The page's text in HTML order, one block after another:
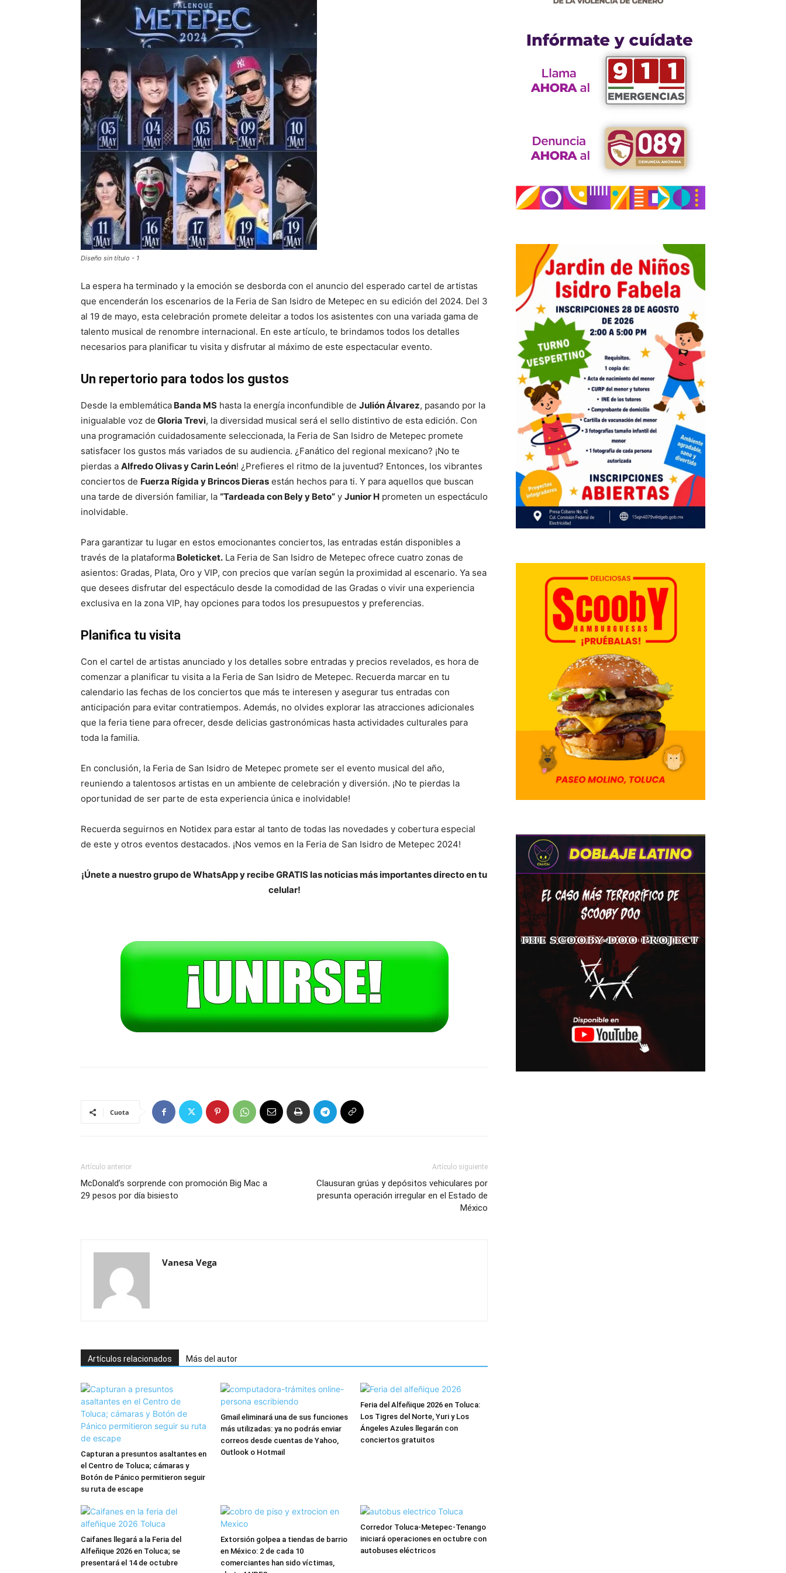
Diseño sin título - 1
La espera ha terminado y la emoción se desborda con el anuncio del esperado cartel de artistas
que encenderán los escenarios de la Feria de San Isidro de Metepec en su edición del 2024. Del 3
al 19 de mayo, esta celebración promete deleitar a todos los asistentes con una variada gama de
talento musical de renombre internacional. En este artículo, te brindamos todos los detalles
necesarios para planificar tu visita y disfrutar al máximo de este espectacular evento.
Un repertorio para todos los gustos
Desde la emblemática Banda MS hasta la energía inconfundible de Julión Álvarez, pasando por la
inigualable voz de Gloria Trevi, la diversidad musical será el sello distintivo de esta edición. Con
una programación cuidadosamente seleccionada, la Feria de San Isidro de Metepec promete
satisfacer los gustos más variados de su audiencia. ¿Fanático del regional mexicano? ¡No te
pierdas a Alfredo Olivas y Carin León! ¿Prefieres el ritmo de la juventud? Entonces, los vibrantes
conciertos de Fuerza Rígida y Brincos Dieras están hechos para ti. Y para aquellos que buscan
una tarde de diversión familiar, la “Tardeada con Bely y Beto” y Junior H prometen un espectáculo
inolvidable.
Para garantizar tu lugar en estos emocionantes conciertos, las entradas están disponibles a
través de la plataforma Boleticket. La Feria de San Isidro de Metepec ofrece cuatro zonas de
asientos: Gradas, Plata, Oro y VIP, con precios que varían según la proximidad al escenario. Ya sea
que desees disfrutar del espectáculo desde la comodidad de las Gradas o vivir una experiencia
exclusiva en la zona VIP, hay opciones para todos los presupuestos y preferencias.
Planifica tu visita
Con el cartel de artistas anunciado y los detalles sobre entradas y precios revelados, es hora de
comenzar a planificar tu visita a la Feria de San Isidro de Metepec. Recuerda marcar en tu
calendario las fechas de los conciertos que más te interesen y asegurar tus entradas con
anticipación para evitar contratiempos. Además, no olvides explorar las atracciones adicionales
que la feria tiene para ofrecer, desde delicias gastronómicas hasta actividades culturales para
toda la familia.
En conclusión, la Feria de San Isidro de Metepec promete ser el evento musical del año,
reuniendo a talentosos artistas en un ambiente de celebración y diversión. ¡No te pierdas la
oportunidad de ser parte de esta experiencia única e inolvidable!
Recuerda seguirnos en Notidex para estar al tanto de todas las novedades y cobertura especial
de este y otros eventos destacados. ¡Nos vemos en la Feria de San Isidro de Metepec 2024!
¡Únete a nuestro grupo de WhatsApp y recibe GRATIS las noticias más importantes directo en tu
celular!
Cuota
Artículo anterior
McDonald’s sorprende con promoción Big Mac a
29 pesos por día bisiesto
Artículo siguiente
Clausuran grúas y depósitos vehiculares por
presunta operación irregular en el Estado de
México
Vanesa Vega
Artículos relacionados Más del autor
Capturan a presuntos asaltantes en
el Centro de Toluca; cámaras y
Botón de Pánico permitieron seguir
su ruta de escape
Gmail eliminará una de sus funciones
más utilizadas: ya no podrás enviar
correos desde cuentas de Yahoo,
Outlook o Hotmail
Feria del Alfeñique 2026 en Toluca:
Los Tigres del Norte, Yuri y Los
Ángeles Azules llegarán con
conciertos gratuitos
Caifanes llegará a la Feria del
Alfeñique 2026 en Toluca; se
presentará el 14 de octubre
Extorsión golpea a tiendas de barrio
en México: 2 de cada 10
comerciantes han sido víctimas,
Corredor Toluca-Metepec-Tenango
iniciará operaciones en octubre con
autobuses eléctricos